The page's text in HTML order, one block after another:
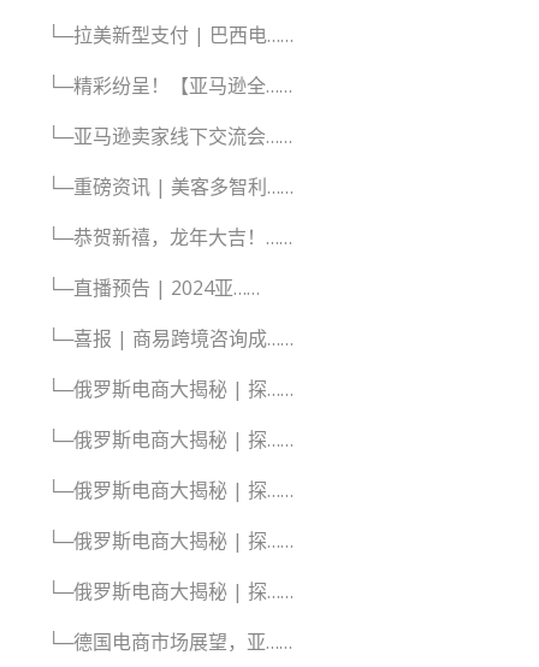
└─拉美新型支付 | 巴西电……
└─精彩纷呈！【亚马逊全……
└─亚马逊卖家线下交流会……
└─重磅资讯 | 美客多智利……
└─恭贺新禧，龙年大吉！……
└─直播预告 | 2024亚……
└─喜报 | 商易跨境咨询成……
└─俄罗斯电商大揭秘 | 探……
└─俄罗斯电商大揭秘 | 探……
└─俄罗斯电商大揭秘 | 探……
└─俄罗斯电商大揭秘 | 探……
└─俄罗斯电商大揭秘 | 探……
└─德国电商市场展望，亚……